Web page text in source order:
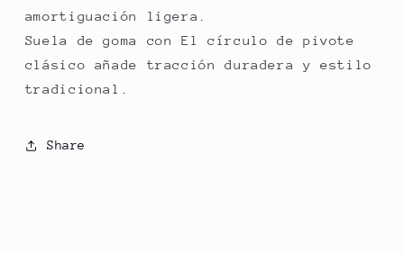
amortiguación ligera.
Suela de goma con El círculo de pivote
clásico añade tracción duradera y estilo
tradicional.
Share